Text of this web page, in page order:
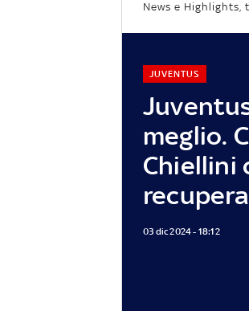
News e Highlights,
meglio.
Chiellini
JUVENTUS
03 dic 2024 - 18:12